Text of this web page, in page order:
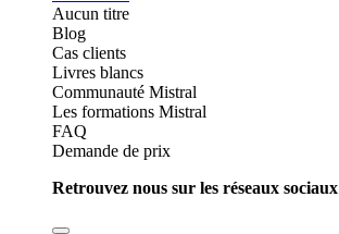
Aucun titre
Blog
Cas clients
Livres blancs
Communauté Mistral
Les formations Mistral
FAQ
Demande de prix
Retrouvez nous sur les réseaux sociaux